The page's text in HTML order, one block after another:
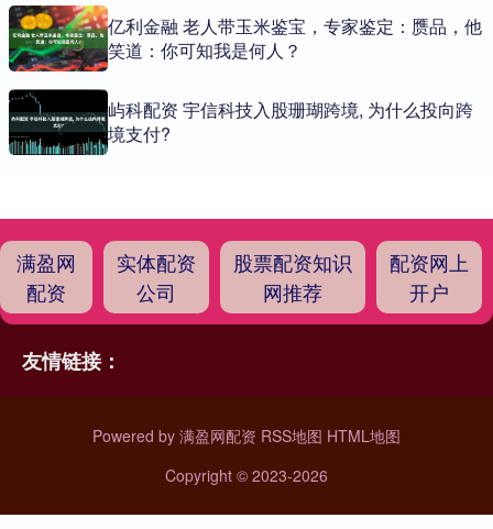
亿利金融 老人带玉米鉴宝，专家鉴定：赝品，他
笑道：你可知我是何人？
屿科配资 宇信科技入股珊瑚跨境, 为什么投向跨
境支付?
满盈网
配资
实体配资
公司
股票配资知识
网推荐
配资网上
开户
友情链接：
Powered by 满盈网配资 RSS地图 HTML地图
Copyright © 2023-2026